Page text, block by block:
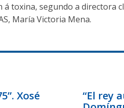
á toxina, segundo a directora
María Victoria Mena.
Xosé
“El rey